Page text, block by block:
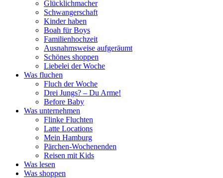
Glücklichmacher
Schwangerschaft
Kinder haben
Boah für Boys
Familienhochzeit
Ausnahmsweise aufgeräumt
Schönes shoppen
Liebelei der Woche
Was fluchen
Fluch der Woche
Drei Jungs? – Du Arme!
Before Baby
Was unternehmen
Flinke Fluchten
Latte Locations
Mein Hamburg
Pärchen-Wochenenden
Reisen mit Kids
Was lesen
Was shoppen